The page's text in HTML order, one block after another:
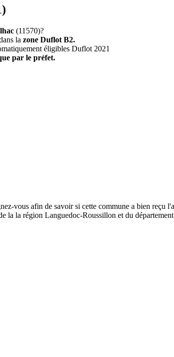
(11570)?
la zone Duflot B2.
éligibles Duflot 2021
par le préfet.
vous afin de savoir si cette commune a bien reçu
la la région Languedoc-Roussillon et du